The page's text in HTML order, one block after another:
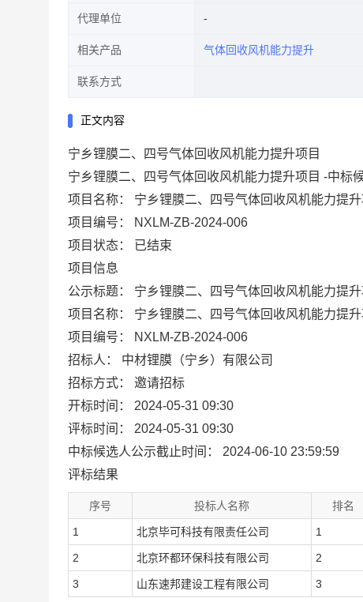
代理单位
相关产品 气体回收风机能力提升
联系方式
正文内容
宁乡锂膜二、四号气体回收风机能力提升项目
宁乡锂膜二、四号气体回收风机能力提升项目 -中标
项目名称： 宁乡锂膜二、四号气体回收风机能力提升
项目编号：
NXLM-ZB-2024-006
项目状态：
已结束
项目信息
公示标题：
宁乡锂膜二、四号气体回收风机能力提
项目名称：
宁乡锂膜二、四号气体回收风机能力提升
项目编号：
NXLM-ZB-2024-006
招标人：
中材锂膜（宁乡）有限公司
招标方式：
邀请招标
开标时间：
2024-05-31 09:30
评标时间：
2024-05-31 09:30
中标候选人公示截止时间：
2024-06-10 23:59:59
评标结果
序号 投标人名称 排名
1 北京毕可科技有限责任公司 1
2 北京环都环保科技有限公司 2
3 山东速邦建设工程有限公司 3